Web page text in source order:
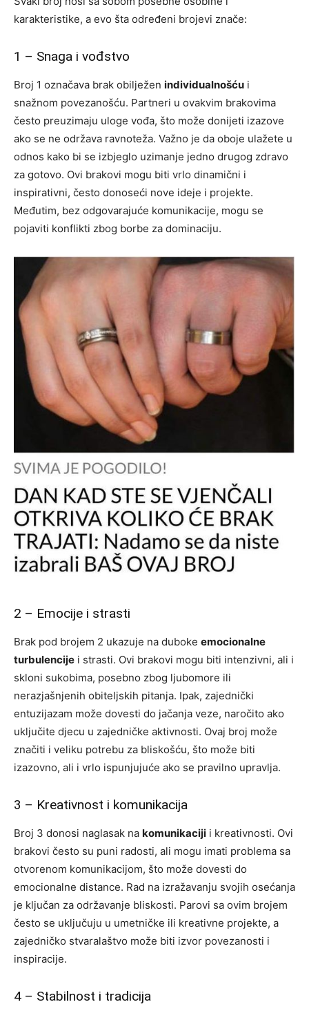
karakteristike, a evo šta određeni brojevi znače:
1 – Snaga i vođstvo
Broj 1 označava brak obilježen individualnošću i
snažnom povezanošću. Partneri u ovakvim brakovima
često preuzimaju uloge vođa, što može donijeti izazove
ako se ne održava ravnoteža. Važno je da oboje ulažete u
odnos kako bi se izbjeglo uzimanje jedno drugog zdravo
za gotovo. Ovi brakovi mogu biti vrlo dinamični i
inspirativni, često donoseći nove ideje i projekte.
Međutim, bez odgovarajuće komunikacije, mogu se
pojaviti konflikti zbog borbe za dominaciju.
2 – Emocije i strasti
Brak pod brojem 2 ukazuje na duboke emocionalne
turbulencije i strasti. Ovi brakovi mogu biti intenzivni, ali i
skloni sukobima, posebno zbog ljubomore ili
nerazjašnjenih obiteljskih pitanja. Ipak, zajednički
entuzijazam može dovesti do jačanja veze, naročito ako
uključite djecu u zajedničke aktivnosti. Ovaj broj može
značiti i veliku potrebu za bliskošću, što može biti
izazovno, ali i vrlo ispunjujuće ako se pravilno upravlja.
3 – Kreativnost i komunikacija
Broj 3 donosi naglasak na komunikaciji i kreativnosti. Ovi
brakovi često su puni radosti, ali mogu imati problema sa
otvorenom komunikacijom, što može dovesti do
emocionalne distance. Rad na izražavanju svojih osećanja
je ključan za održavanje bliskosti. Parovi sa ovim brojem
često se uključuju u umetničke ili kreativne projekte, a
zajedničko stvaralaštvo može biti izvor povezanosti i
inspiracije.
4 – Stabilnost i tradicija